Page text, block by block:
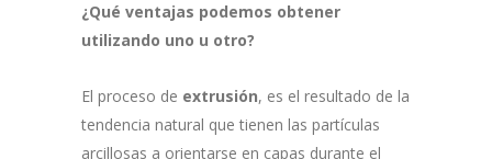
¿Qué ventajas podemos obtener
utilizando uno u otro?
El proceso de extrusión, es el resultado de la
tendencia natural que tienen las partículas
arcillosas a orientarse en capas durante el